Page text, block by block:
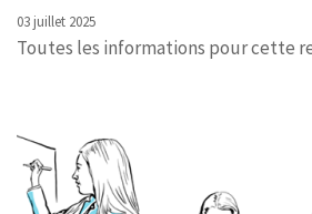
03 juillet 2025
Toutes les informations pour cette